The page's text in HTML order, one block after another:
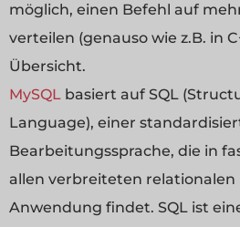
möglich, einen Befehl auf
verteilen (genauso wie z.B. in
Übersicht.
MySQL basiert auf SQL
Language), einer
Bearbeitungssprache, die in
allen verbreiteten
Anwendung findet. SQL ist